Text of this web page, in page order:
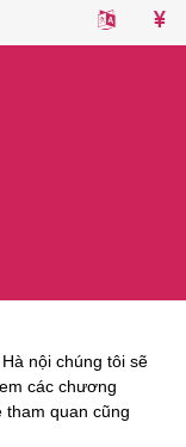
nội chúng tôi sẽ
các chương
tham quan cũng